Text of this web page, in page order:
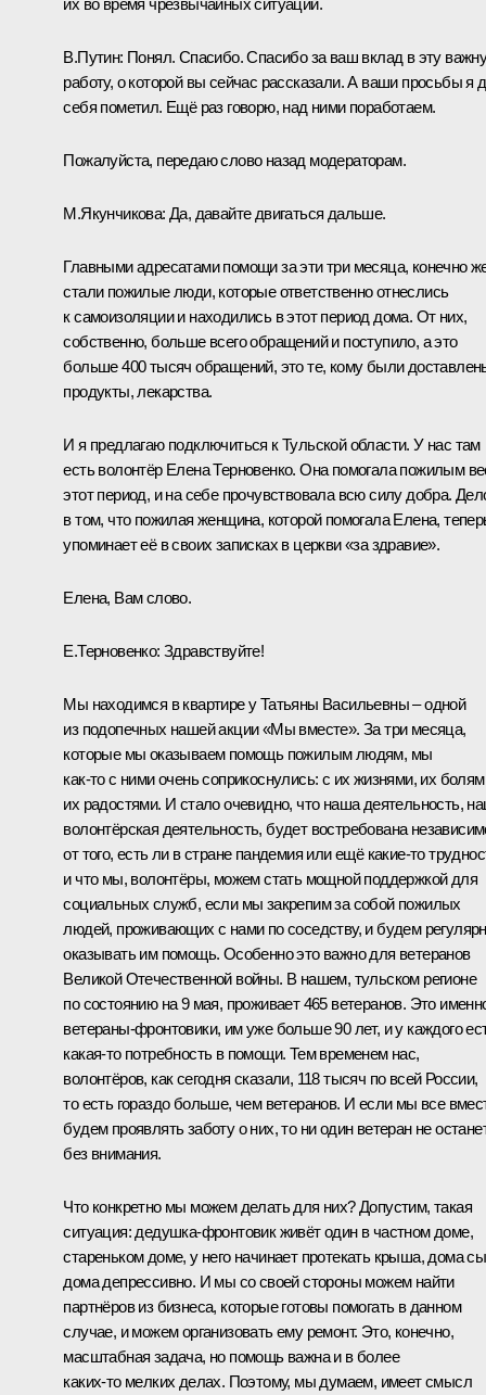
В.Путин: Понял. Спасибо. Спасибо за ваш вклад в эту
работу, о которой вы сейчас рассказали. А ваши просьбы я
себя пометил. Ещё раз говорю, над ними поработаем.
Пожалуйста, передаю слово назад модераторам.
М.Якунчикова: Да, давайте двигаться дальше.
Главными адресатами помощи за эти три месяца, конечно
стали пожилые люди, которые ответственно отнеслись
к самоизоляции и находились в этот период дома. От них,
собственно, больше всего обращений и поступило, а это
больше 400 тысяч обращений, это те, кому были
продукты, лекарства.
И я предлагаю подключиться к Тульской области. У нас там
есть волонтёр Елена Терновенко. Она помогала пожилым
этот период, и на себе прочувствовала всю силу добра.
в том, что пожилая женщина, которой помогала Елена,
упоминает её в своих записках в церкви «за здравие».
Елена, Вам слово.
Е.Терновенко: Здравствуйте!
Мы находимся в квартире у Татьяны Васильевны – одной
из подопечных нашей акции «Мы вместе». За три месяца,
которые мы оказываем помощь пожилым людям, мы
как‑то с ними очень соприкоснулись: с их жизнями, их
их радостями. И стало очевидно, что наша деятельность,
волонтёрская деятельность, будет востребована
от того, есть ли в стране пандемия или ещё какие‑то
и что мы, волонтёры, можем стать мощной поддержкой для
социальных служб, если мы закрепим за собой пожилых
людей, проживающих с нами по соседству, и будем
оказывать им помощь. Особенно это важно для ветеранов
Великой Отечественной войны. В нашем, тульском регионе
по состоянию на 9 мая, проживает 465 ветеранов. Это
ветераны‑фронтовики, им уже больше 90 лет, и у каждого
какая‑то потребность в помощи. Тем временем нас,
волонтёров, как сегодня сказали, 118 тысяч по всей России,
то есть гораздо больше, чем ветеранов. И если мы все
будем проявлять заботу о них, то ни один ветеран не
без внимания.
Что конкретно мы можем делать для них? Допустим, такая
ситуация: дедушка‑фронтовик живёт один в частном доме,
стареньком доме, у него начинает протекать крыша, дома
дома депрессивно. И мы со своей стороны можем найти
партнёров из бизнеса, которые готовы помогать в данном
случае, и можем организовать ему ремонт. Это, конечно,
масштабная задача, но помощь важна и в более
каких‑то мелких делах. Поэтому, мы думаем, имеет смысл